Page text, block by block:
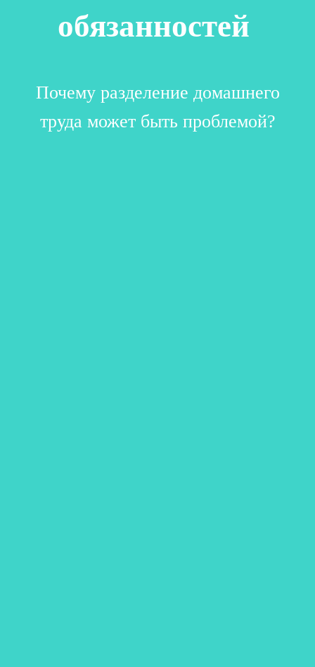
обязанностей
Почему разделение домашнего
труда может быть проблемой?